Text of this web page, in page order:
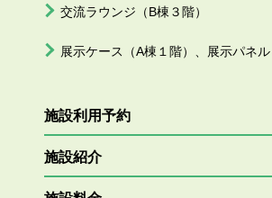
交流ラウンジ（B棟３階）
展示ケース（A棟１階）、展示パネル
施設利用予約
施設紹介